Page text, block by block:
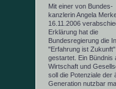
Mit einer von Bundes-
kanzlerin Angela
16.11.2006
Erklärung hat die
Bundesregierung die
"Erfahrung ist Zukunft"
gestartet. Ein Bündnis
Wirtschaft und
soll die Potenziale der
Generation nutzbar